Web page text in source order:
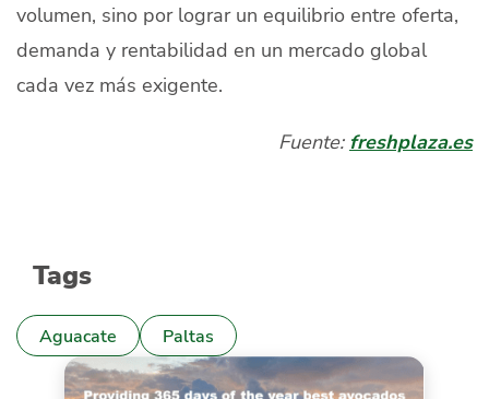
volumen, sino por lograr un equilibrio entre oferta,
demanda y rentabilidad en un mercado global
cada vez más exigente.
Fuente: freshplaza.es
Tags
Aguacate Paltas